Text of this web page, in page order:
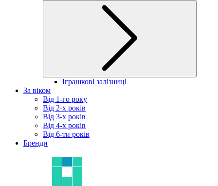
Іграшкові залізниці
За віком
Від 1-го року
Від 2-х років
Від 3-х років
Від 4-х років
Від 6-ти років
Бренди